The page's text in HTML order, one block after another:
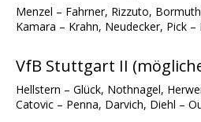
Menzel – Fahrner, Rizzuto,
Kamara – Krahn, Neudecker, Pick –
VfB Stuttgart II
Hellstern – Glück, Nothnagel,
Catovic – Penna, Darvich, Diehl –